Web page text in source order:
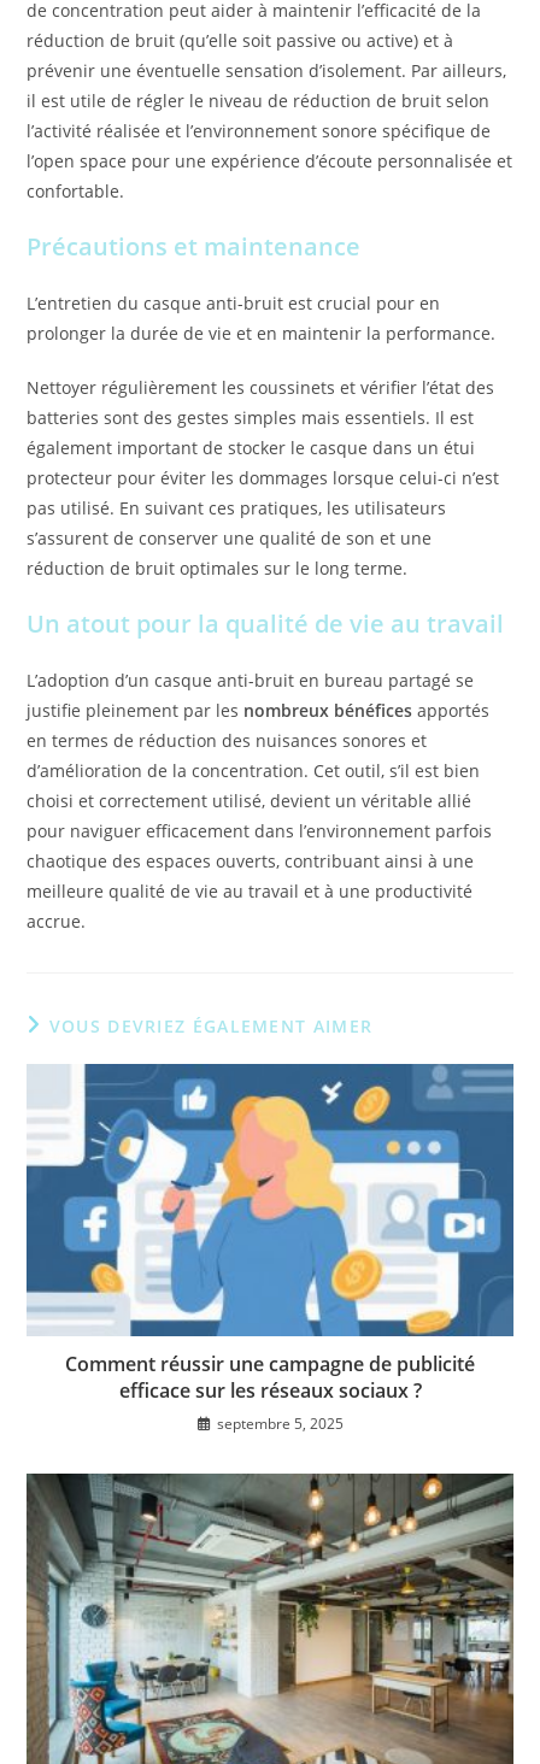
de concentration peut aider à maintenir l’efficacité de la
réduction de bruit (qu’elle soit passive ou active) et à
prévenir une éventuelle sensation d’isolement. Par ailleurs,
il est utile de régler le niveau de réduction de bruit selon
l’activité réalisée et l’environnement sonore spécifique de
l’open space pour une expérience d’écoute personnalisée et
confortable.
Précautions et maintenance
L’entretien du casque anti-bruit est crucial pour en
prolonger la durée de vie et en maintenir la performance.
Nettoyer régulièrement les coussinets et vérifier l’état des
batteries sont des gestes simples mais essentiels. Il est
également important de stocker le casque dans un étui
protecteur pour éviter les dommages lorsque celui-ci n’est
pas utilisé. En suivant ces pratiques, les utilisateurs
s’assurent de conserver une qualité de son et une
réduction de bruit optimales sur le long terme.
Un atout pour la qualité de vie au travail
L’adoption d’un casque anti-bruit en bureau partagé se
justifie pleinement par les nombreux bénéfices apportés
en termes de réduction des nuisances sonores et
d’amélioration de la concentration. Cet outil, s’il est bien
choisi et correctement utilisé, devient un véritable allié
pour naviguer efficacement dans l’environnement parfois
chaotique des espaces ouverts, contribuant ainsi à une
meilleure qualité de vie au travail et à une productivité
accrue.
VOUS DEVRIEZ ÉGALEMENT AIMER
Comment réussir une campagne de publicité
efficace sur les réseaux sociaux ?
septembre 5, 2025